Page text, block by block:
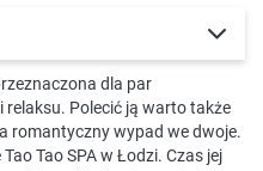
dla par
Polecić ją warto także
romantyczny wypad we dwoje.
Tao SPA w Łodzi. Czas jej